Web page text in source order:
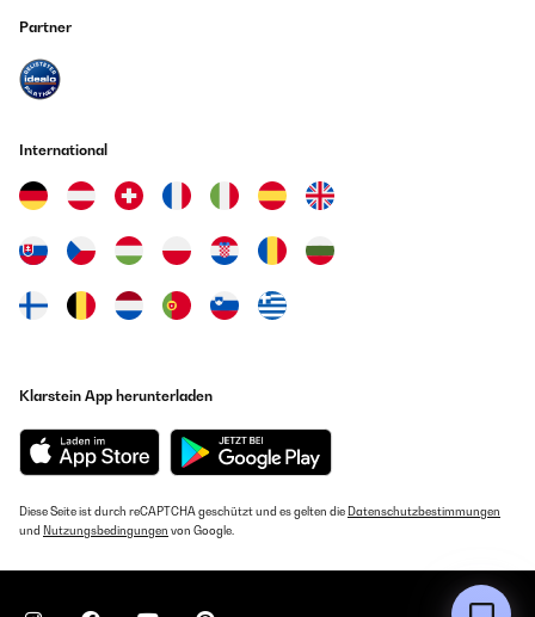
Partner
International
Klarstein App herunterladen
Diese Seite ist durch reCAPTCHA geschützt und es gelten die Datenschutzbestimmungen
und Nutzungsbedingungen von Google.